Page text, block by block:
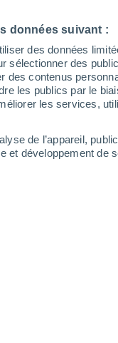
données suivant :
des données
sélectionner des
contenus
les publics par le
les services,
de l’appareil,
et développement de33°
21°
Vank